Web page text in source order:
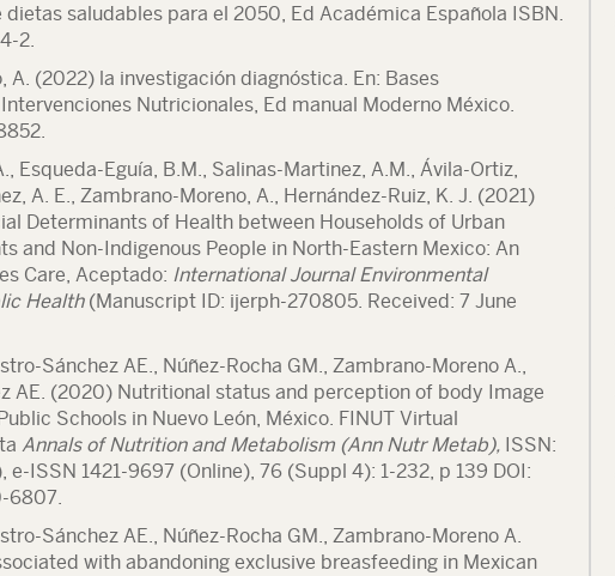
saludables para el 2050, Ed Académica Española ISBN.
2.
A. (2022) la investigación diagnóstica. En: Bases
Nutricionales, Ed manual Moderno México.
Esqueda-Eguía, B.M., Salinas-Martinez, A.M., Ávila-Ortiz,
A. E., Zambrano-Moreno, A., Hernández-Ruiz, K. J. (2021)
Determinants of Health between Households of Urban
and Non-Indigenous People in North-Eastern Mexico: An
Care, Aceptado: International Journal Environmental
Health(Manuscript ID: ijerph-270805. Received: 7 June
Sánchez AE., Núñez-Rocha GM., Zambrano-Moreno A.,
AE. (2020) Nutritional status and perception of body Image
Schools in Nuevo León, México. FINUT Virtual
Annals of Nutrition and Metabolism (Ann Nutr Metab), ISSN:
ISSN 1421-9697 (Online), 76 (Suppl 4): 1-232, p 139 DOI:
6807.
Sánchez AE., Núñez-Rocha GM., Zambrano-Moreno A.
with abandoning exclusive breasfeeding in Mexican